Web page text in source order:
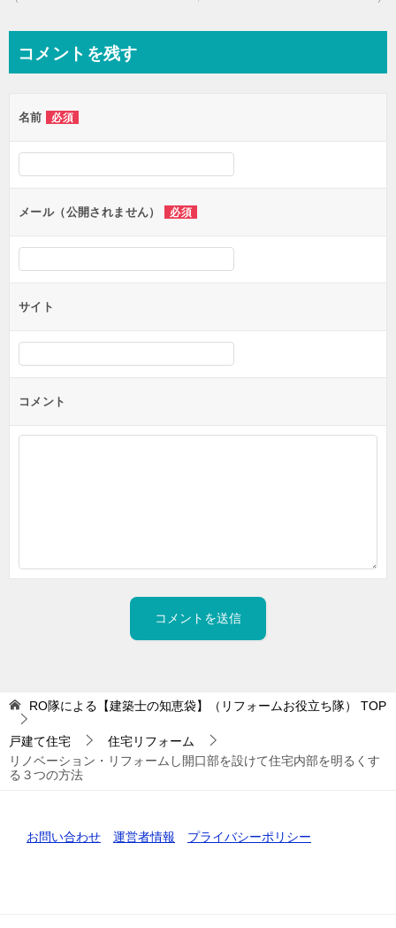
ビ
ー
シ
ョ
ン
コメントを残す
名前 必須
メール（公開されません） 必須
サイト
コメント
RO隊による【建築士の知恵袋】（リフォームお役立ち隊） TOP
戸建て住宅
住宅リフォーム
リノベーション・リフォームし開口部を設けて住宅内部を明るくす
る３つの方法
お問い合わせ 運営者情報 プライバシーポリシー